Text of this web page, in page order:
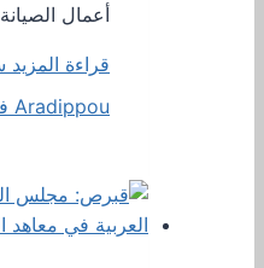
أعمال
قراءة المزيد
Aradippou في 27 أبريل